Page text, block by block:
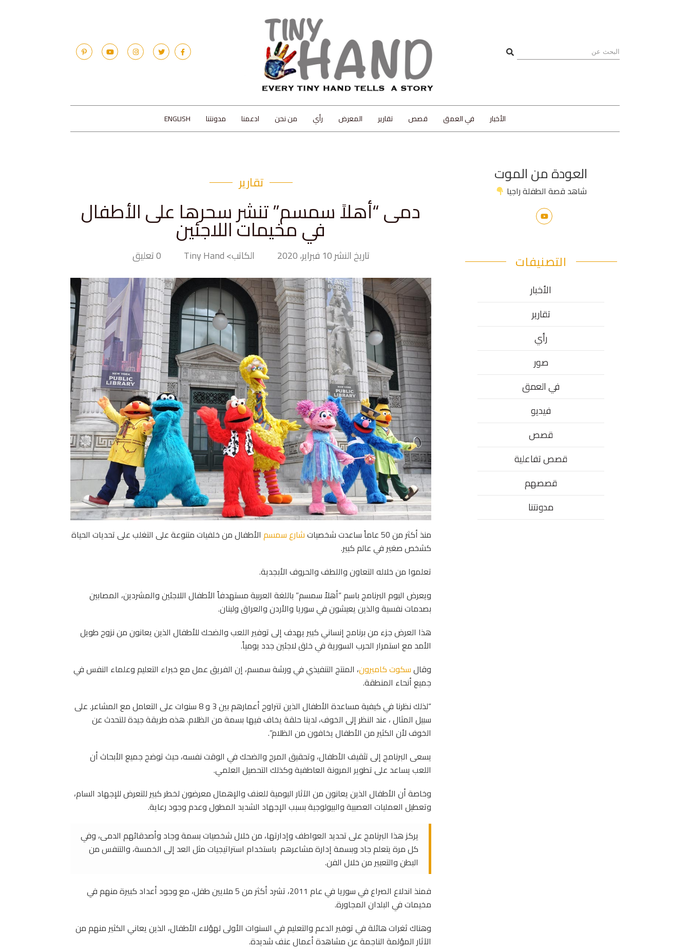
الأخبار في العمق قصص تقارير المعرض رأي من نحن ادعمنا مدونتنا ENGLISH
تقارير
دمى “أهلاً سمسم” تنشر سحرها على الأطفال
في مخيمات اللاجئين
تاريخ النشر 10 فبراير، 2020 الكاتب> Tiny Hand 0 تعليق
منذ أكثر من 50 عاماً ساعدت شخصيات شارع سمسمالأطفال من خلفيات متنوعة على التغلب على تحديات الحياة
كشخص صغير في عالم كبير.
تعلموا من خلاله التعاون واللطف والحروف الأبجدية.
ويعرض اليوم البرنامج باسم “أهلاً سمسم” باللغة العربية مستهدفاً الأطفال اللاجئين والمشردين، المصابين
بصدمات نفسية والذين يعيشون في سوريا والأردن والعراق ولبنان.
هذا العرض جزء من برنامج إنساني كبير يهدف إلى توفير اللعب والضحك للأطفال الذين يعانون من نزوح طويل
الأمد مع استمرار الحرب السورية في خلق لاجئين جدد يومياً.
وقالسكوت كاميرون، المنتج التنفيذي في ورشة سمسم، إن الفريق عمل مع خبراء التعليم وعلماء النفس في
جميع أنحاء المنطقة.
“لذلك نظرنا في كيفية مساعدة الأطفال الذين تتراوح أعمارهم بين 3 و 8 سنوات على التعامل مع المشاعر. على
سبيل المثال ، عند النظر إلى الخوف، لدينا حلقة يخاف فيها بسمة من الظلام. هذه طريقة جيدة للتحدث عن
الخوف لأن الكثير من الأطفال يخافون من الظلام”.
يسعى البرنامج إلى تثقيف الأطفال، وتحقيق المرح والضحك في الوقت نفسه، حيث توضح جميع الأبحاث أن
اللعب يساعد على تطوير المرونة العاطفية وكذلك التحصيل العلمي.
وخاصة أن الأطفال الذين يعانون من الآثار اليومية للعنف والإهمال معرضون لخطر كبير للتعرض للإجهاد السام،
وتعطيل العمليات العصبية والبيولوجية بسبب الإجهاد الشديد المطول وعدم وجود رعاية.
يركز هذا البرنامج على تحديد العواطف وإدارتها، من خلال شخصيات بسمة وجاد وأصدقائهم الدمى، وفي
كل مرة يتعلم جاد وبسمة إدارة مشاعرهم باستخدام استراتيجيات مثل العد إلى الخمسة، والتنفس من
البطن والتعبير من خلال الفن.
فمنذ اندلاع الصراع في سوريا في عام 2011، تشرد أكثر من 5 ملايين طفل، مع وجود أعداد كبيرة منهم في
مخيمات في البلدان المجاورة.
وهناك ثغرات هائلة في توفير الدعم والتعليم في السنوات الأولى لهؤلاء الأطفال، الذين يعاني الكثير منهم من
الآثار المؤلمة الناجمة عن مشاهدة أعمال عنف شديدة.
العودة من الموت
شاهد قصة الطفلة راجيا
التصنيفات
الأخبار
تقارير
رأي
صور
في العمق
فيديو
قصص
قصص تفاعلية
قصصهم
مدونتنا